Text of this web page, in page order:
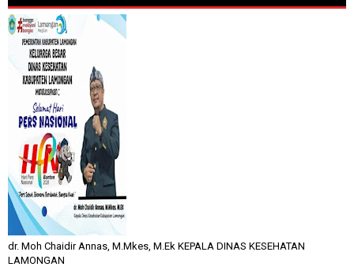
dr. Moh Chaidir Annas, M.Mkes, M.Ek KEPALA DINAS KESEHATAN
LAMONGAN